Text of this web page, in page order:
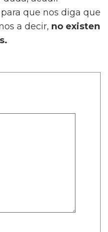
que nos diga que
a decir, no existen